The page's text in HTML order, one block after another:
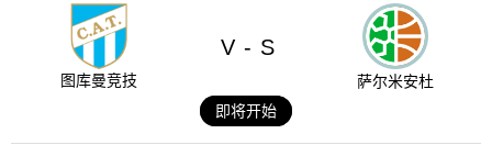
图库曼竞技
V - S
萨尔米安杜
即将开始